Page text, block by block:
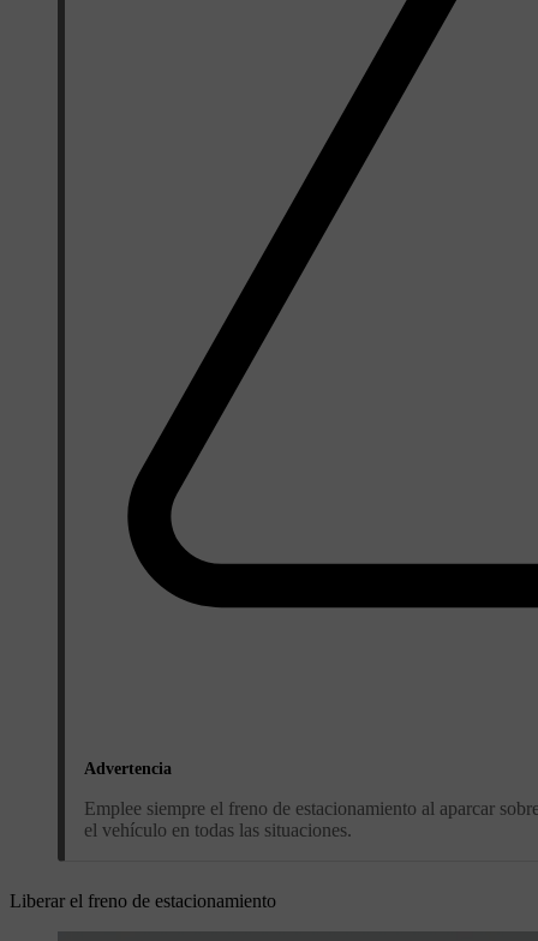
Advertencia
Emplee siempre el freno de estacionamiento al aparcar
el vehículo en todas las situaciones.
Liberar el freno de estacionamiento